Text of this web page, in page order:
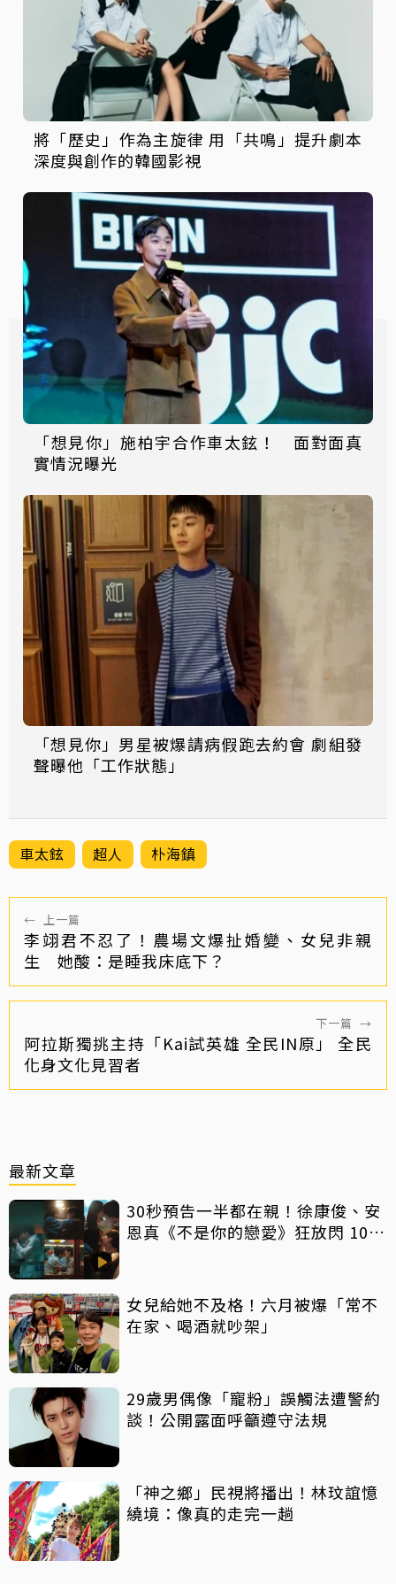
將「歷史」作為主旋律 用「共鳴」提升劇本
深度與創作的韓國影視
「想見你」施柏宇合作車太鉉！ 面對面真
實情況曝光
「想見你」男星被爆請病假跑去約會 劇組發
聲曝他「工作狀態」
車太鉉 超人 朴海鎮
← 上一篇
李翊君不忍了！農場文爆扯婚變、女兒非親
生 她酸：是睡我床底下？
下一篇 →
阿拉斯獨挑主持「Kai試英雄 全民IN原」 全民
化身文化見習者
最新文章
30秒預告一半都在親！徐康俊、安
恩真《不是你的戀愛》狂放閃 10年
女兒給她不及格！六月被爆「常不
在家、喝酒就吵架」
29歲男偶像「寵粉」誤觸法遭警約
談！公開露面呼籲遵守法規
「神之鄉」民視將播出！林玟誼憶
繞境：像真的走完一趟